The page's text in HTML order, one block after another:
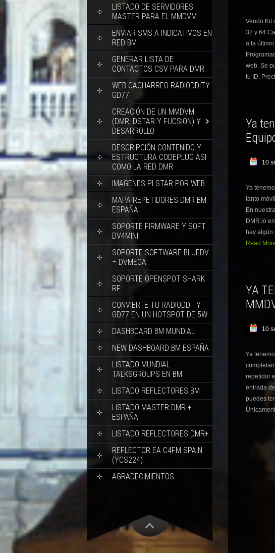
LISTADO DE SERVIDORES
MASTER PARA EL MMDVM
ENVIAR SMS A INDICATIVOS EN
RED BM
GENERAR LISTA DE
CONTACTOS CSV PARA DMR
WEB CACHARREO RADIODDITY
GD77
CREACIÓN DE UN MMDVM
(DMR, DSTAR Y FUCSION) Y
DESARROLLO
DESCRIPCIÓN CONTENIDO Y
ESTRUCTURA CODEPLUG ASI
COMO LA RED DMR
IMAGENES PI STAR POR WEB
MAPA REPETIDORES DMR BM
ESPAÑA
SOPORTE FIRMWARE Y SOFT
DV4MINI
SOPORTE SOFTWARE BLUEDV
– DVMEGA
SOPORTE OPENSPOT SHARK
RF
CONVIERTE TU RADIODDITY
GD77 EN UN HOTSPOT DE 5W
DASHBOARD BM MUNDIAL
NEW DASHBOARD BM ESPAÑA
LISTADO MUNDIAL
TALKSGROUPS EN BM
LISTADO REFLECTORES BM
LISTADO MASTER DMR +
ESPAÑA
LISTADO REFLECTORES DMR+
REFLECTOR EA C4FM SPAIN
(YCS224)
AGRADECIMIENTOS
Vendo Kit
32 y 64
a la
web. Se
tu ID.
Ya
10
Ya
tanto
En
DMR.lo
hay
Read
YA
10
Ya
repetidor
entrada
puedes